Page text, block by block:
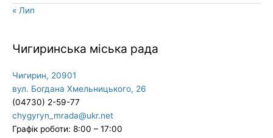
« Лип
Чигиринська міська рада
Чигирин, 20901
вул. Богдана Хмельницького, 26
(04730) 2-59-77
chygyryn_mrada@ukr.net
Графік роботи: 8:00 – 17:00